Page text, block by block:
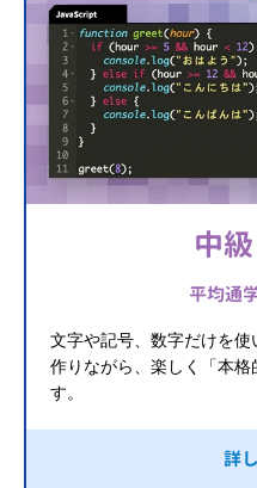
中
平均通
文字や記号、数字だけを
作りながら、楽しく「本格
す。
詳